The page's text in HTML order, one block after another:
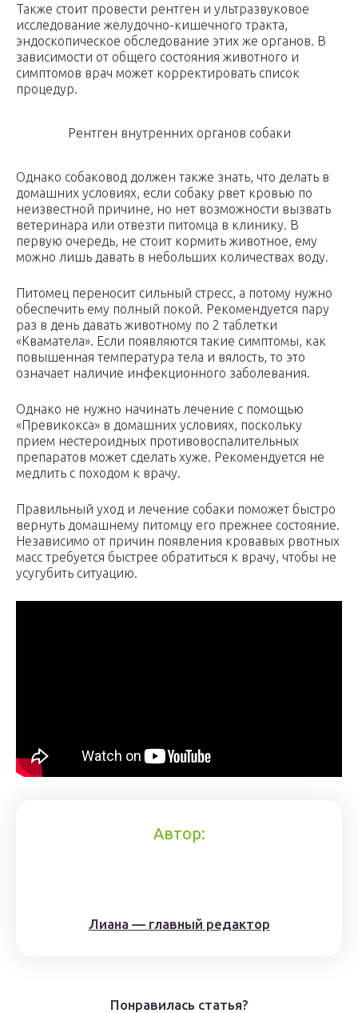
Также стоит провести рентген и ультразвуковое
исследование желудочно-кишечного тракта,
эндоскопическое обследование этих же органов. В
зависимости от общего состояния животного и
симптомов врач может корректировать список
процедур.
Рентген внутренних органов собаки
Однако собаковод должен также знать, что делать в
домашних условиях, если собаку рвет кровью по
неизвестной причине, но нет возможности вызвать
ветеринара или отвезти питомца в клинику. В
первую очередь, не стоит кормить животное, ему
можно лишь давать в небольших количествах воду.
Питомец переносит сильный стресс, а потому нужно
обеспечить ему полный покой. Рекомендуется пару
раз в день давать животному по 2 таблетки
«Кваматела». Если появляются такие симптомы, как
повышенная температура тела и вялость, то это
означает наличие инфекционного заболевания.
Однако не нужно начинать лечение с помощью
«Превикокса» в домашних условиях, поскольку
прием нестероидных противовоспалительных
препаратов может сделать хуже. Рекомендуется не
медлить с походом к врачу.
Правильный уход и лечение собаки поможет быстро
вернуть домашнему питомцу его прежнее состояние.
Независимо от причин появления кровавых рвотных
масс требуется быстрее обратиться к врачу, чтобы не
усугубить ситуацию.
Автор:
Лиана — главный редактор
Понравилась статья?